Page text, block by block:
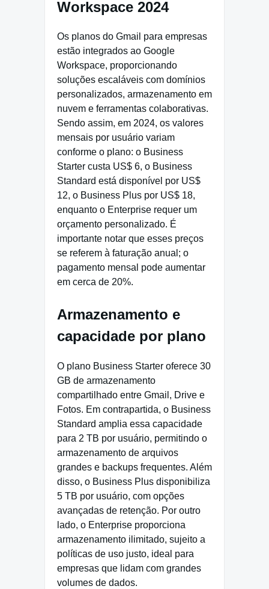
Workspace 2024
Os planos do Gmail para empresas
estão integrados ao Google
Workspace, proporcionando
soluções escaláveis com domínios
personalizados, armazenamento em
nuvem e ferramentas colaborativas.
Sendo assim, em 2024, os valores
mensais por usuário variam
conforme o plano: o Business
Starter custa US$ 6, o Business
Standard está disponível por US$
12, o Business Plus por US$ 18,
enquanto o Enterprise requer um
orçamento personalizado. É
importante notar que esses preços
se referem à faturação anual; o
pagamento mensal pode aumentar
em cerca de 20%.
Armazenamento e
capacidade por plano
O plano Business Starter oferece 30
GB de armazenamento
compartilhado entre Gmail, Drive e
Fotos. Em contrapartida, o Business
Standard amplia essa capacidade
para 2 TB por usuário, permitindo o
armazenamento de arquivos
grandes e backups frequentes. Além
disso, o Business Plus disponibiliza
5 TB por usuário, com opções
avançadas de retenção. Por outro
lado, o Enterprise proporciona
armazenamento ilimitado, sujeito a
políticas de uso justo, ideal para
empresas que lidam com grandes
volumes de dados.